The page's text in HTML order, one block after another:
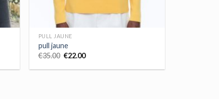
PULL JAUNE
pull jaune
€35.00 €22.00